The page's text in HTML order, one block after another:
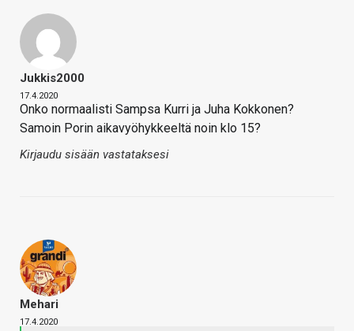
Jukkis2000
17.4.2020
Onko normaalisti Sampsa Kurri ja Juha Kokkonen?
Samoin Porin aikavyöhykkeeltä noin klo 15?
Kirjaudu sisään vastataksesi
Mehari
17.4.2020